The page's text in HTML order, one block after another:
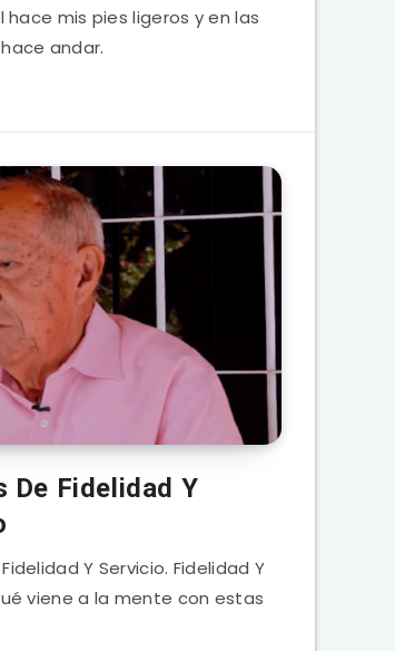
hace mis pies ligeros y en las
andar.
De Fidelidad Y
Y Servicio. Fidelidad Y
viene a la mente con estas